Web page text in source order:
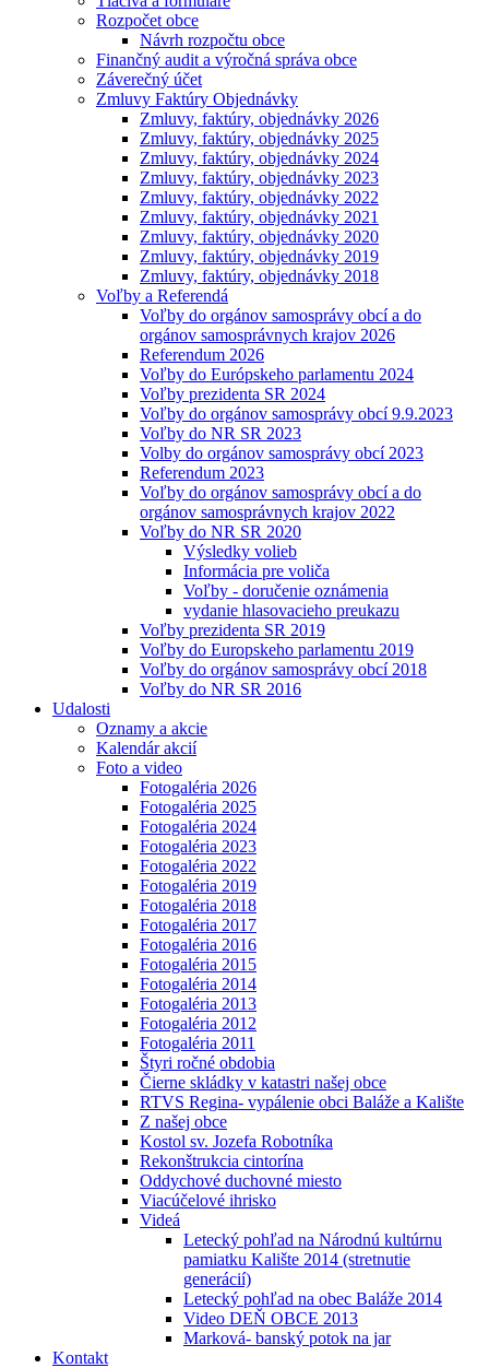
Rozpočet obce
Návrh rozpočtu obce
Finančný audit a výročná správa obce
Záverečný účet
Zmluvy Faktúry Objednávky
Zmluvy, faktúry, objednávky 2026
Zmluvy, faktúry, objednávky 2025
Zmluvy, faktúry, objednávky 2024
Zmluvy, faktúry, objednávky 2023
Zmluvy, faktúry, objednávky 2022
Zmluvy, faktúry, objednávky 2021
Zmluvy, faktúry, objednávky 2020
Zmluvy, faktúry, objednávky 2019
Zmluvy, faktúry, objednávky 2018
Voľby a Referendá
Voľby do orgánov samosprávy obcí a do
orgánov samosprávnych krajov 2026
Referendum 2026
Voľby do Európskeho parlamentu 2024
Voľby prezidenta SR 2024
Voľby do orgánov samosprávy obcí 9.9.2023
Voľby do NR SR 2023
Volby do orgánov samosprávy obcí 2023
Referendum 2023
Voľby do orgánov samosprávy obcí a do
orgánov samosprávnych krajov 2022
Voľby do NR SR 2020
Výsledky volieb
Informácia pre voliča
Voľby - doručenie oznámenia
vydanie hlasovacieho preukazu
Voľby prezidenta SR 2019
Voľby do Europskeho parlamentu 2019
Voľby do orgánov samosprávy obcí 2018
Voľby do NR SR 2016
Udalosti
Oznamy a akcie
Kalendár akcií
Foto a video
Fotogaléria 2026
Fotogaléria 2025
Fotogaléria 2024
Fotogaléria 2023
Fotogaléria 2022
Fotogaléria 2019
Fotogaléria 2018
Fotogaléria 2017
Fotogaléria 2016
Fotogaléria 2015
Fotogaléria 2014
Fotogaléria 2013
Fotogaléria 2012
Fotogaléria 2011
Štyri ročné obdobia
Čierne skládky v katastri našej obce
RTVS Regina- vypálenie obci Baláže a Kalište
Z našej obce
Kostol sv. Jozefa Robotníka
Rekonštrukcia cintorína
Oddychové duchovné miesto
Viacúčelové ihrisko
Videá
Letecký pohľad na Národnú kultúrnu
pamiatku Kalište 2014 (stretnutie
generácií)
Letecký pohľad na obec Baláže 2014
Video DEŇ OBCE 2013
Marková- banský potok na jar
Kontakt